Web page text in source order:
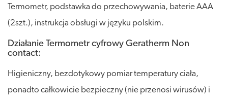
Termometr, podstawka do przechowywania, baterie AAA
(2szt.), instrukcja obsługi w języku polskim.
Działanie Termometr cyfrowy Geratherm Non
contact:
Higieniczny, bezdotykowy pomiar temperatury ciała,
ponadto całkowicie bezpieczny (nie przenosi wirusów) i